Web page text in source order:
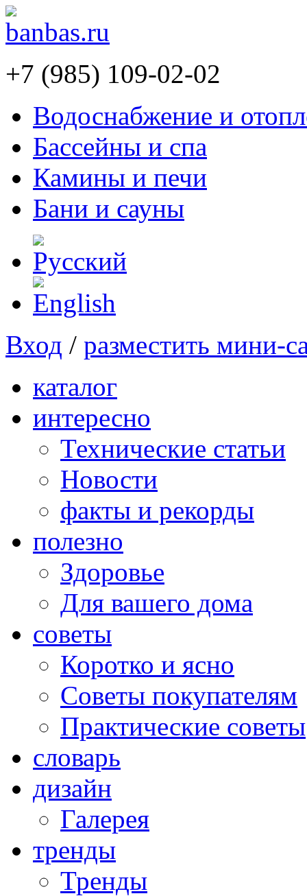
+7 (985) 109-02-02
Водоснабжение и
Бассейны и спа
Камины и печи
Бани и сауны
Вход / разместить мини-
каталог
интересно
Технические статьи
Новости
факты и рекорды
полезно
Здоровье
Для вашего дома
советы
Коротко и ясно
Советы покупателям
Практические советы
словарь
дизайн
Галерея
тренды
Тренды